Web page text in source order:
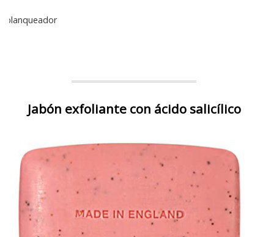
blanqueador
Jabón exfoliante con ácido salicílico